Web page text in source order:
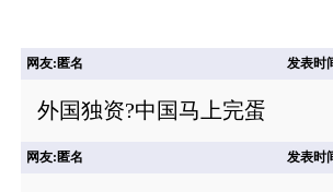
网友:匿名 发表时
外国独资?中国马上完蛋
网友:匿名 发表时